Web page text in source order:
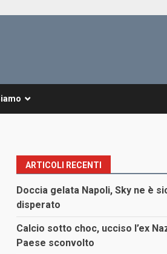
ARTICOLI RECENTI
Doccia gelata Napoli, Sky ne è
disperato
Calcio sotto choc, ucciso l’ex
Paese sconvolto